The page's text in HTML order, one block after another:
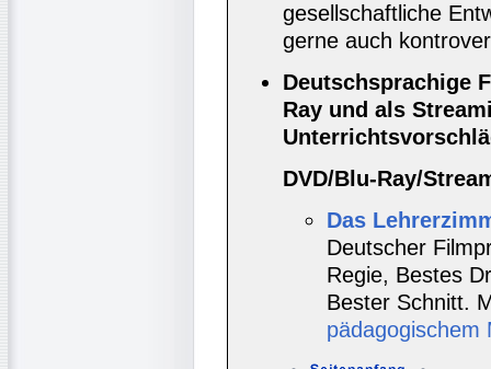
gesellschaftliche
gerne auch
Deutschsprachige
Ray und als
DVD/Blu-Ray/
Das
Deutscher
Regie, Bestes
Bester Schnitt.
pädagogischem